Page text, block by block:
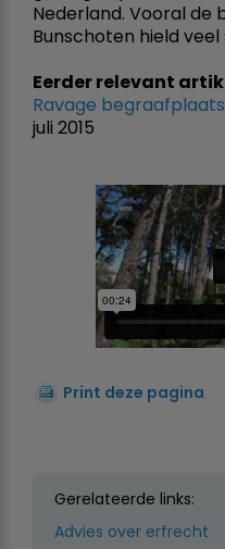
Nederland. Vooral de
Bunschoten hield
Eerder relevant
Ravage
juli 2015
Print deze pagina
Gerelateerde links:
Advies over erfrecht